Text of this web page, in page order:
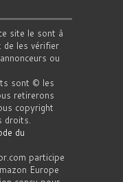
site le sont à
les vérifier
ou
sont © les
retirerons
copyright
droits.
du
participe
Europe